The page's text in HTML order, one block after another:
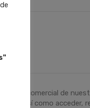
comercial de
así como acceder,